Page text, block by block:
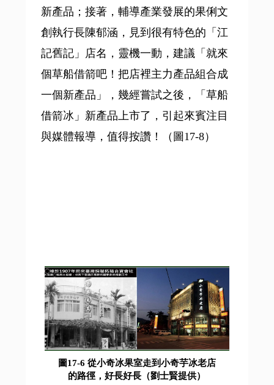
新產品；接著，輔導產業發展的果俐文
創執行長陳郁涵，見到很有特色的「江
記舊記」店名，靈機一動，建議「就來
個草船借箭吧！把店裡主力產品組合成
一個新產品」，幾經嘗試之後，「草船
借箭冰」新產品上市了，引起來賓注目
與媒體報導，值得按讚！（圖17-8）
圖17-6 從小奇冰果室走到小奇芋冰老店
的路徑，好長好長（劉士賢提供）